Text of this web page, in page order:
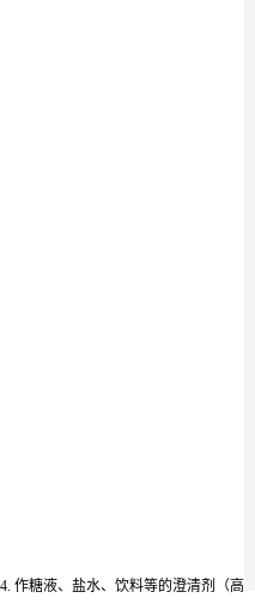
4. 作糖液、盐水、饮料等的澄清剂（高